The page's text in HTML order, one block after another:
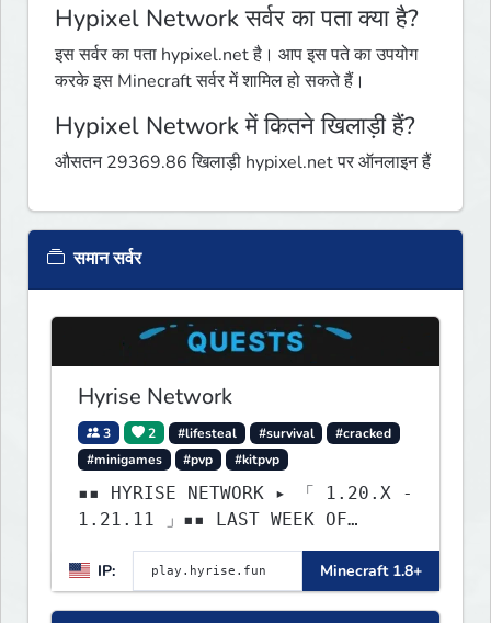
Hypixel Network सर्वर का पता क्या है?
इस सर्वर का पता hypixel.net है। आप इस पते का उपयोग
करके इस Minecraft सर्वर में शामिल हो सकते हैं।
Hypixel Network में कितने खिलाड़ी हैं?
औसतन 29369.86 खिलाड़ी hypixel.net पर ऑनलाइन हैं
समान सर्वर
Hyrise Network
3 2 #lifesteal #survival
#cracked
#minigames
#pvp #kitpvp
▪▪ HYRISE NETWORK ▸ 「 1.20.X -
1.21.11 」▪▪ LAST WEEK OF
LIFESTEAL! ┃ discord.gg/hyrise
IP:
Minecraft 1.8+